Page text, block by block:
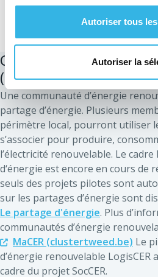
Autoriser tous
Autoriser la
Communauté
(CER)
Une communauté d’énergie
partage d’énergie. Plusieurs
périmètre local, pourront utiliser
s’associer pour produire,
l’électricité renouvelable. Le
d‘énergie est encore en cours de
seuls des projets pilotes sont
sur les partages d’énergie sont
Le partage d'énergie. Plus
communautés d’énergie
MaCER (clustertweed.be) Le
d’énergie renouvelable LogisCER
cadre du projet SocCER.